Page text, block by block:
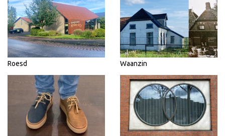
Roesd Waanzin